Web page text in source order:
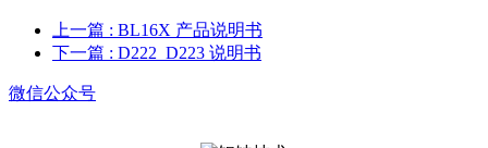
上一篇 : BL16X 产品说明书
下一篇 : D222_D223 说明书
微信公众号